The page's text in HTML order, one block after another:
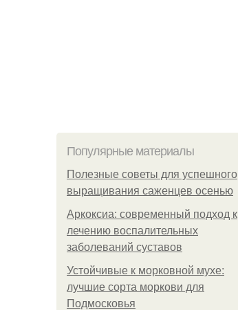
Популярные материалы
Полезные советы для успешного
выращивания саженцев осенью
Аркоксиа: современный подход к
лечению воспалительных
заболеваний суставов
Устойчивые к морковной мухе:
лучшие сорта моркови для
Подмосковья